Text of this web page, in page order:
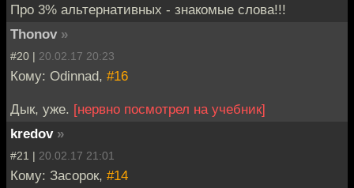
Про 3% альтернативных - знакомые слова!!!
Thonov »
#20 | 20.02.17 20:23
Кому: Odinnad, #16
Дык, уже. [нервно посмотрел на учебник]
kredov »
#21 | 20.02.17 21:01
Кому: Засорок, #14